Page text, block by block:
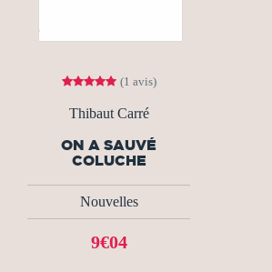
(1 avis)
Thibaut Carré
ON A SAUVÉ
COLUCHE
Nouvelles
9€04